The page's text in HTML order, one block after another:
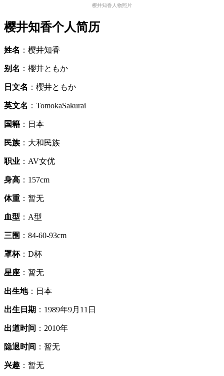
樱井知香人物照片
樱井知香个人简历
姓名 ：樱井知香
别名 ：櫻井ともか
日文名 ：櫻井ともか
英文名 ：TomokaSakurai
国籍 ：日本
民族 ：大和民族
职业 ：AV女优
身高 ：157cm
体重 ：暂无
血型 ：A型
三围 ：84-60-93cm
罩杯：D杯
星座 ：暂无
出生地：日本
出生日期 ：1989年9月11日
出道时间 ：2010年
隐退时间 ：暂无
兴趣 ：暂无